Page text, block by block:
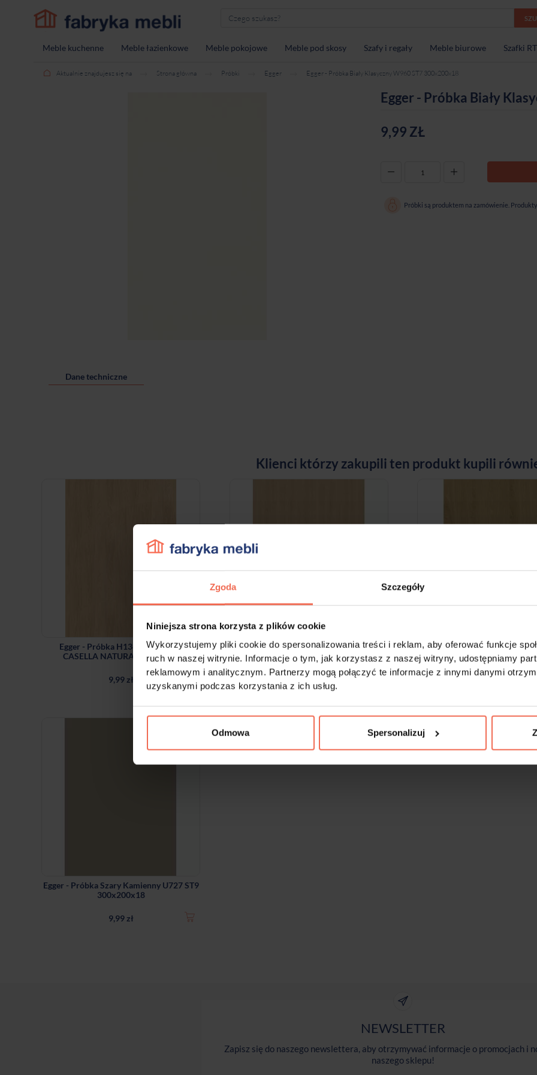
Zgoda Szczegóły
Niniejsza strona korzysta z plików cookie
Wykorzystujemy pliki cookie do spersonalizowania treści i reklam, aby oferować funkcje
ruch w naszej witrynie. Informacje o tym, jak korzystasz z naszej witryny, udostępniamy
reklamowym i analitycznym. Partnerzy mogą połączyć te informacje z innymi danymi
uzyskanymi podczas korzystania z ich usług.
Odmowa Spersonalizuj
Meble kuchenne Meble łazienkowe Meble pokojowe Meble pod skosy Szafy i regały Meble biurowe Szafki
Aktualnie znajdujesz się na Strona główna Próbki Egger Egger - Próbka Biały Klasyczny W960 ST7 300x200x18
Egger - Próbka Biały
9,99 ZŁ
Próbki są produktem na zamówienie.
Dane techniczne
Klienci którzy zakupili ten produkt kupili
Egger - Próbka H1367 ST40 DĄB
CASELLA NATURALNY JASNY
9,99 zł
Egger - Próbka Dąb Vicenza H3157 ST12
300x200x18
9,99 zł
Egger - Próbka Dąb Corbridge
H3395 ST12
9,99 zł
Egger - Próbka Szary Kamienny U727 ST9
300x200x18
9,99 zł
NEWSLETTER
Zapisz się do naszego newslettera, aby otrzymywać informacje o promocjach i
naszego sklepu!